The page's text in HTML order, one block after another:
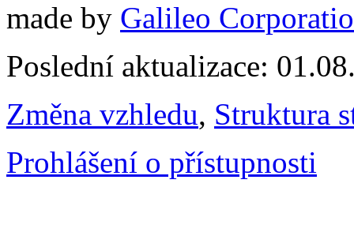
made by Galileo
Poslední aktualizace:
Změna vzhledu, Struktura
Prohlášení o přístupnosti